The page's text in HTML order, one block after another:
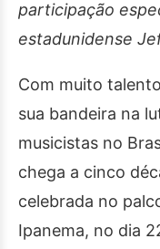
participação
estadunidense
Com muito
sua bandeira na
musicistas no
chega a cinco
celebrada no
Ipanema, no dia